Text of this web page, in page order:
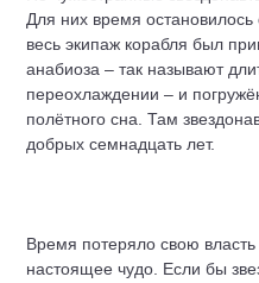
Для них время остановилось
весь экипаж корабля был
анабиоза – так называют
переохлаждении – и
полётного сна. Там
добрых семнадцать лет.
Время потеряло свою
настоящее чудо. Если бы